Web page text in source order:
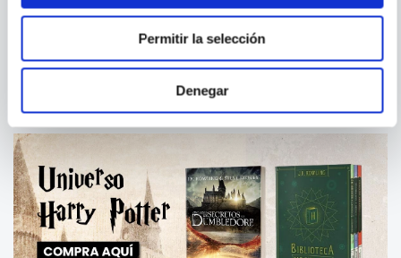
Permitir la selección
Denegar
AQUILES Y LA GUERRA DE
EL JURAMENTO CARMESI